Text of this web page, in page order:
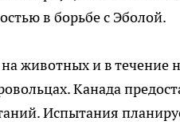
в борьбе с Эболой.
животных и в течение
Канада
Испытания